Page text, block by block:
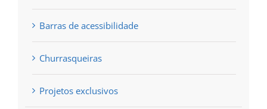
Barras de acessibilidade
Churrasqueiras
Projetos exclusivos